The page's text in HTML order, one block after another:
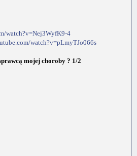
watch?v=Nej3WyfK9-4
watch?v=pLmyTJo066s
mojej choroby ? 1/2